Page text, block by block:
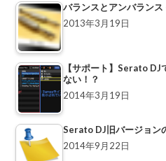
バランスとアンバラン
2013年3月19日
【サポート】Serato
ない！？
2014年3月19日
Serato DJ旧バージョン
2014年9月22日